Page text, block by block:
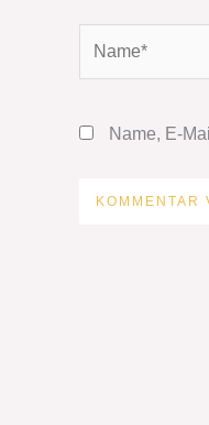
Name, E-